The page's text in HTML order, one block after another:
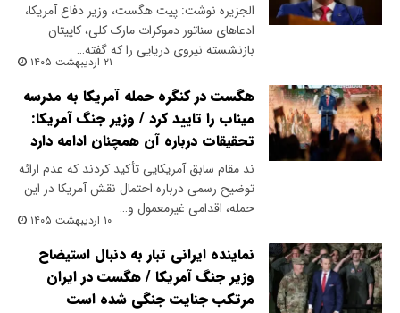
الجزیره نوشت: پیت هگست، وزیر دفاع آمریکا،
ادعاهای سناتور دموکرات مارک کلی، کاپیتان
بازنشسته نیروی دریایی را که گفته…
۲۱ اردیبهشت ۱۴۰۵
هگست در کنگره حمله آمریکا به مدرسه
میناب را تایید کرد / وزیر جنگ آمریکا:
تحقیقات درباره آن همچنان ادامه دارد
ند مقام سابق آمریکایی تأکید کردند که عدم ارائه
توضیح رسمی درباره احتمال نقش آمریکا در این
حمله، اقدامی غیرمعمول و…
۱۰ اردیبهشت ۱۴۰۵
نماینده ایرانی تبار به دنبال استیضاح
وزیر جنگ آمریکا / هگست در ایران
مرتکب جنایت جنگی شده است